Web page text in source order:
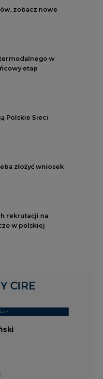
zobacz nowe
w
etap
Polskie Sieci
złożyć wniosek
rekrutacji na
w polskiej
CIRE